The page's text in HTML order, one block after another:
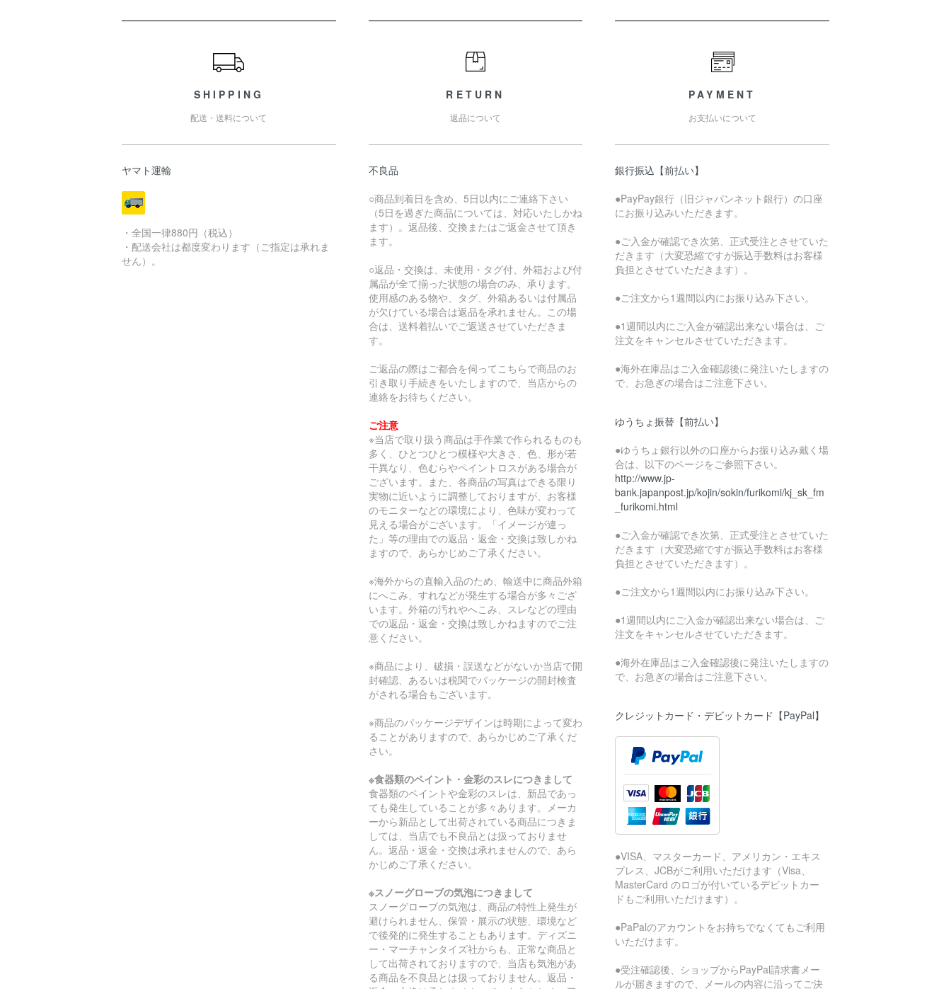
SHIPPING
配送・送料について
ヤマト運輸
・全国一律880円（税込）
・配送会社は都度変わります（ご指定は承れま
せん）。
RETURN
返品について
不良品
○商品到着日を含め、5日以内にご連絡下さい
（5日を過ぎた商品については、対応いたしかね
ます）。返品後、交換またはご返金させて頂き
ます。
○返品・交換は、未使用・タグ付、外箱および付
属品が全て揃った状態の場合のみ、承ります。
使用感のある物や、タグ、外箱あるいは付属品
が欠けている場合は返品を承れません。この場
合は、送料着払いでご返送させていただきま
す。
ご返品の際はご都合を伺ってこちらで商品のお
引き取り手続きをいたしますので、当店からの
連絡をお待ちください。
ご注意
※当店で取り扱う商品は手作業で作られるものも
多く、ひとつひとつ模様や大きさ、色、形が若
干異なり、色むらやペイントロスがある場合が
ございます。また、各商品の写真はできる限り
実物に近いように調整しておりますが、お客様
のモニターなどの環境により、色味が変わって
見える場合がございます。「イメージが違っ
た」等の理由での返品・返金・交換は致しかね
ますので、あらかじめご了承ください。
※海外からの直輸入品のため、輸送中に商品外箱
にへこみ、すれなどが発生する場合が多々ござ
います。外箱の汚れやへこみ、スレなどの理由
での返品・返金・交換は致しかねますのでご注
意ください。
※商品により、破損・誤送などがないか当店で開
封確認、あるいは税関でパッケージの開封検査
がされる場合もございます。
※商品のパッケージデザインは時期によって変わ
ることがありますので、あらかじめご了承くだ
さい。
※食器類のペイント・金彩のスレにつきまして
食器類のペイントや金彩のスレは、新品であっ
ても発生していることが多々あります。メーカ
ーから新品として出荷されている商品につきま
しては、当店でも不良品とは扱っておりませ
ん。返品・返金・交換は承れませんので、あら
かじめご了承ください。
※スノーグローブの気泡につきまして
スノーグローブの気泡は、商品の特性上発生が
避けられません、保管・展示の状態、環境など
で後発的に発生することもあります。ディズニ
ー・マーチャンタイズ社からも、正常な商品と
して出荷されておりますので、当店も気泡があ
る商品を不良品とは扱っておりません。返品・
PAYMENT
お支払いについて
銀行振込【前払い】
●PayPay銀行（旧ジャパンネット銀行）の口座
にお振り込みいただきます。
●ご入金が確認でき次第、正式受注とさせていた
だきます（大変恐縮ですが振込手数料はお客様
負担とさせていただきます）。
●ご注文から1週間以内にお振り込み下さい。
●1週間以内にご入金が確認出来ない場合は、ご
注文をキャンセルさせていただきます。
●海外在庫品はご入金確認後に発注いたしますの
で、お急ぎの場合はご注意下さい。
ゆうちょ振替【前払い】
●ゆうちょ銀行以外の口座からお振り込み戴く場
合は、以下のページをご参照下さい。
http://www.jp-
bank.japanpost.jp/kojin/sokin/furikomi/kj_sk_fm
_furikomi.html
●ご入金が確認でき次第、正式受注とさせていた
だきます（大変恐縮ですが振込手数料はお客様
負担とさせていただきます）。
●ご注文から1週間以内にお振り込み下さい。
●1週間以内にご入金が確認出来ない場合は、ご
注文をキャンセルさせていただきます。
●海外在庫品はご入金確認後に発注いたしますの
で、お急ぎの場合はご注意下さい。
クレジットカード・デビットカード【PayPal】
●VISA、マスターカード、アメリカン・エキス
プレス、JCBがご利用いただけます（Visa、
MasterCard のロゴが付いているデビットカー
ドもご利用いただけます）。
●PaPalのアカウントをお持ちでなくてもご利用
いただけます。
●受注確認後、ショップからPayPal請求書メー
ルが届きますので、メールの内容に沿ってご決